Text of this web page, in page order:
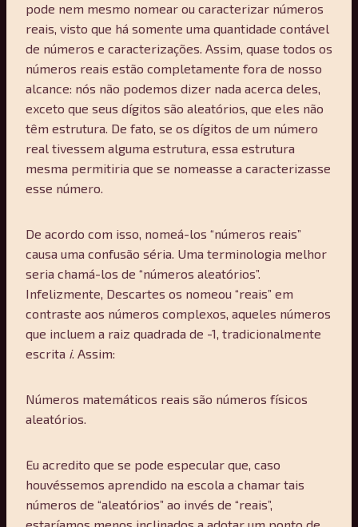
pode nem mesmo nomear ou caracterizar números
reais, visto que há somente uma quantidade contável
de números e caracterizações. Assim, quase todos os
números reais estão completamente fora de nosso
alcance: nós não podemos dizer nada acerca deles,
exceto que seus dígitos são aleatórios, que eles não
têm estrutura. De fato, se os dígitos de um número
real tivessem alguma estrutura, essa estrutura
mesma permitiria que se nomeasse a caracterizasse
esse número.
De acordo com isso, nomeá-los “números reais”
causa uma confusão séria. Uma terminologia melhor
seria chamá-los de “números aleatórios”.
Infelizmente, Descartes os nomeou “reais” em
contraste aos números complexos, aqueles números
que incluem a raiz quadrada de -1, tradicionalmente
escrita i. Assim:
Números matemáticos reais são números físicos
aleatórios.
Eu acredito que se pode especular que, caso
houvéssemos aprendido na escola a chamar tais
números de “aleatórios” ao invés de “reais”,
estaríamos menos inclinados a adotar um ponto de